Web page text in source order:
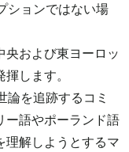
ションではない場
央および東ヨーロッ
します。
論を追跡するコミ
ー語やポーランド語
理解しようとするマ